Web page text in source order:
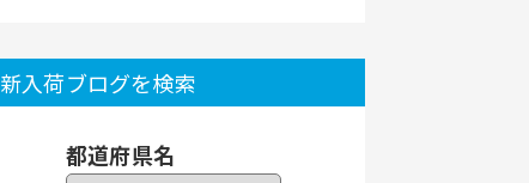
新入荷ブログを検索
都道府県名